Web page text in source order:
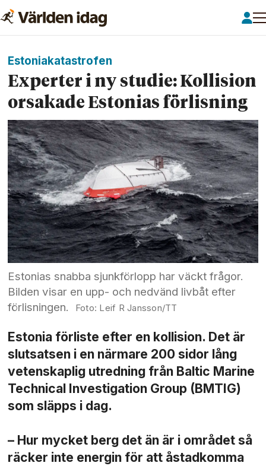
Estoniakatastrofen
Experter i ny studie: Kollision
orsakade Estonias förlisning
Estonias snabba sjunkförlopp har väckt frågor.
Bilden visar en upp- och nedvänd livbåt efter
förlisningen.
Leif R Jansson/TT
Estonia förliste efter en kollision. Det är
slutsatsen i en närmare 200 sidor lång
vetenskaplig utredning från Baltic Marine
Technical Investigation Group (BMTIG)
som släpps i dag.
– Hur mycket berg det än är i området så
räcker inte energin för att åstadkomma